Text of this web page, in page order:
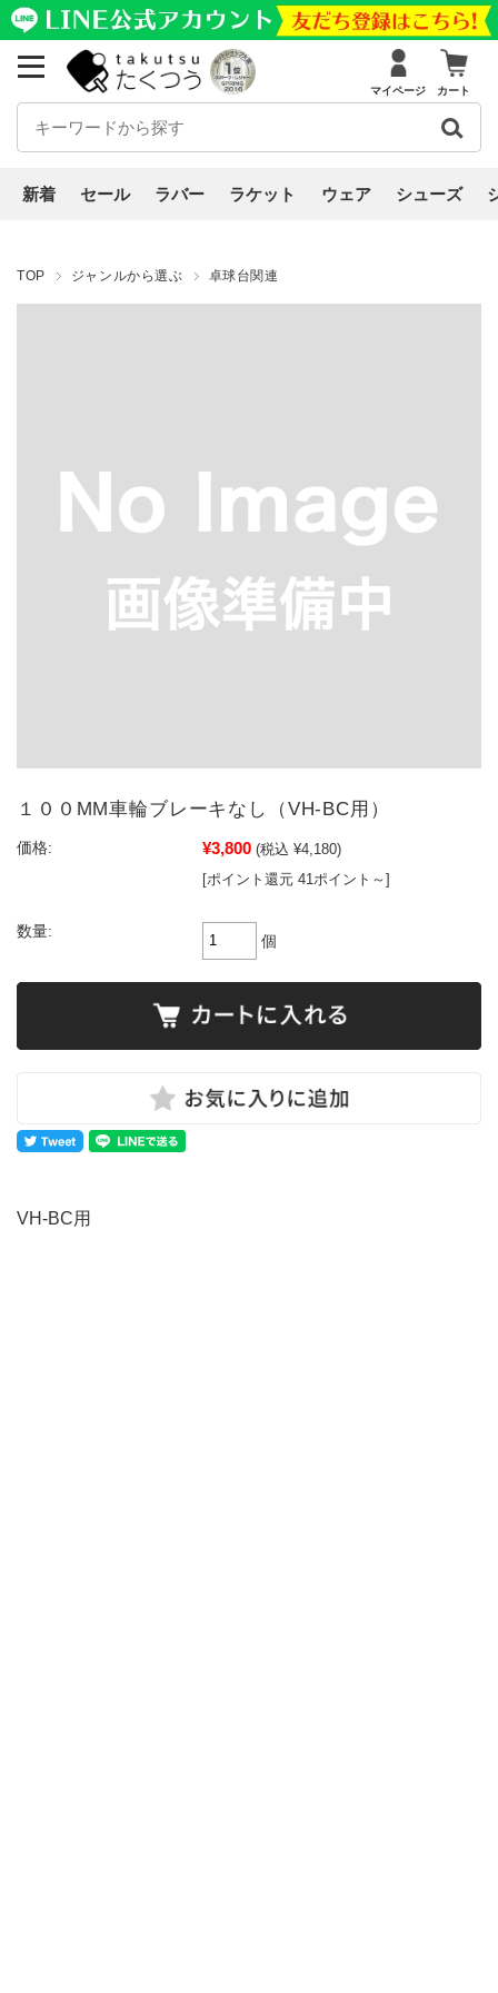
マイページ カート
新着 セール ラバー ラケット ウェア シューズ
TOP ジャンルから選ぶ 卓球台関連
１００MM車輪ブレーキなし（VH-BC用）
価格: ¥3,800 (税込 ¥4,180)
[ポイント還元 41ポイント～]
数量:
個
VH-BC用